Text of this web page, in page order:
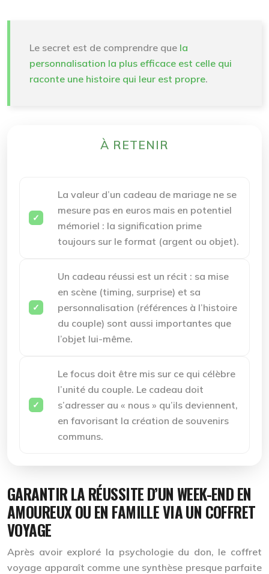
Le secret est de comprendre que la
personnalisation la plus efficace est celle qui
raconte une histoire qui leur est propre.
À RETENIR
La valeur d’un cadeau de mariage ne se
mesure pas en euros mais en potentiel
mémoriel : la signification prime
toujours sur le format (argent ou objet).
Un cadeau réussi est un récit : sa mise
en scène (timing, surprise) et sa
personnalisation (références à l’histoire
du couple) sont aussi importantes que
l’objet lui-même.
Le focus doit être mis sur ce qui célèbre
l’unité du couple. Le cadeau doit
s’adresser au « nous » qu’ils deviennent,
en favorisant la création de souvenirs
communs.
GARANTIR LA RÉUSSITE D’UN WEEK-END EN
AMOUREUX OU EN FAMILLE VIA UN COFFRET
VOYAGE
Après avoir exploré la psychologie du don, le coffret
voyage apparaît comme une synthèse presque parfaite